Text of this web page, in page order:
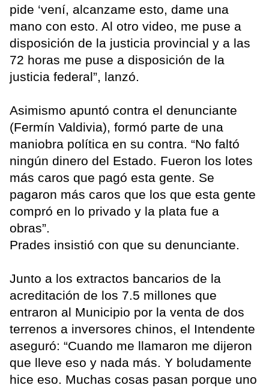
pide ‘vení, alcanzame esto, dame una
mano con esto. Al otro video, me puse a
disposición de la justicia provincial y a las
72 horas me puse a disposición de la
justicia federal”, lanzó.
Asimismo apuntó contra el denunciante
(Fermín Valdivia), formó parte de una
maniobra política en su contra. “No faltó
ningún dinero del Estado. Fueron los lotes
más caros que pagó esta gente. Se
pagaron más caros que los que esta gente
compró en lo privado y la plata fue a
obras”.
Prades insistió con que su denunciante.
Junto a los extractos bancarios de la
acreditación de los 7.5 millones que
entraron al Municipio por la venta de dos
terrenos a inversores chinos, el Intendente
aseguró: “Cuando me llamaron me dijeron
que lleve eso y nada más. Y boludamente
hice eso. Muchas cosas pasan porque uno